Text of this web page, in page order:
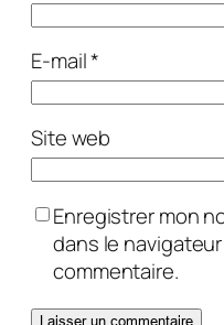
E-mail*
Site web
Enregistrer mon
dans le
commentaire.